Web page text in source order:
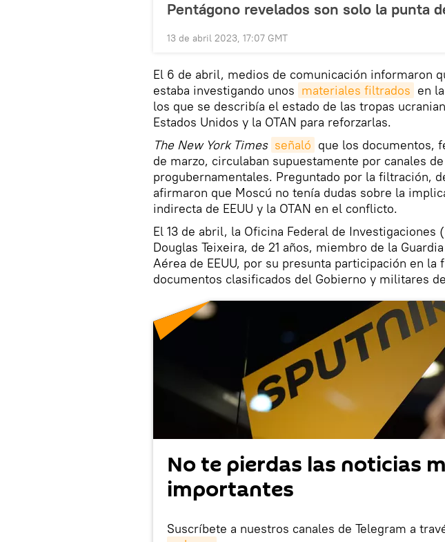
Pentágono revelados son solo la punta
13 de abril 2023, 17:07 GMT
El 6 de abril, medios de comunicación informaron
estaba investigando unos materiales filtrados en
los que se describía el estado de las tropas
Estados Unidos y la OTAN para reforzarlas.
The New York Times señaló que los documentos,
de marzo, circulaban supuestamente por canales
progubernamentales. Preguntado por la filtración,
afirmaron que Moscú no tenía dudas sobre la
indirecta de EEUU y la OTAN en el conflicto.
El 13 de abril, la Oficina Federal de Investigaciones
Douglas Teixeira, de 21 años, miembro de la
Aérea de EEUU, por su presunta participación en la
documentos clasificados del Gobierno y militares de
No te pierdas las noticias
importantes
Suscríbete a nuestros canales de Telegram a